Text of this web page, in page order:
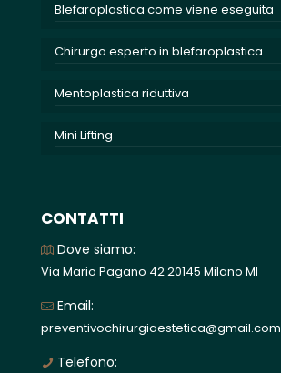
Blefaroplastica come viene eseguita
Chirurgo esperto in blefaroplastica
Mentoplastica riduttiva
Mini Lifting
CONTATTI
Dove siamo:
Via Mario Pagano 42 20145 Milano MI
Email:
preventivochirurgiaestetica@gmail.com
Telefono: